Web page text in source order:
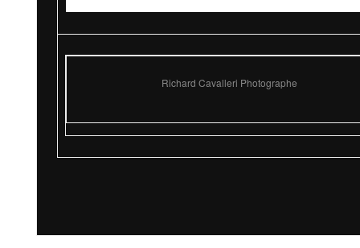
Richard Cavalleri Photographe